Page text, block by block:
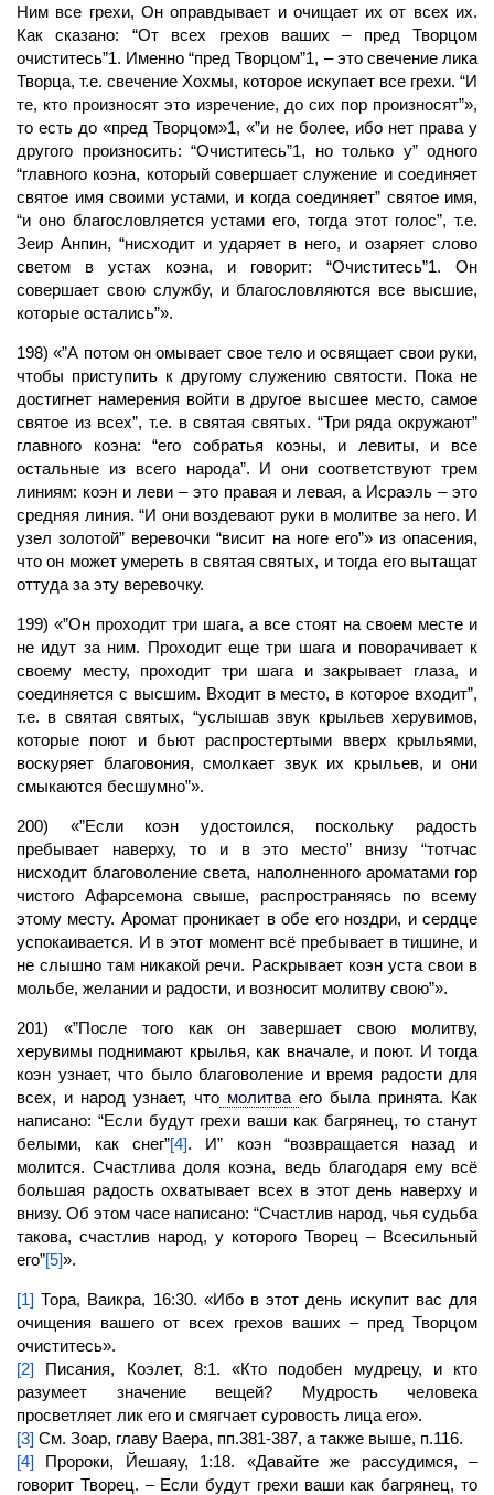
Ним все грехи, Он оправдывает и очищает их от всех их.
Как сказано: “От всех грехов ваших – пред Творцом
очиститесь”1. Именно “пред Творцом”1, – это свечение лика
Творца, т.е. свечение Хохмы, которое искупает все грехи. “И
те, кто произносят это изречение, до сих пор произносят”»,
то есть до «пред Творцом»1, «”и не более, ибо нет права у
другого произносить: “Очиститесь”1, но только у” одного
“главного коэна, который совершает служение и соединяет
святое имя своими устами, и когда соединяет” святое имя,
“и оно благословляется устами его, тогда этот голос”, т.е.
Зеир Анпин, “нисходит и ударяет в него, и озаряет слово
светом в устах коэна, и говорит: “Очиститесь”1. Он
совершает свою службу, и благословляются все высшие,
которые остались”».
198) «”А потом он омывает свое тело и освящает свои руки,
чтобы приступить к другому служению святости. Пока не
достигнет намерения войти в другое высшее место, самое
святое из всех”, т.е. в святая святых. “Три ряда окружают”
главного коэна: “его собратья коэны, и левиты, и все
остальные из всего народа”. И они соответствуют трем
линиям: коэн и леви – это правая и левая, а Исраэль – это
средняя линия. “И они воздевают руки в молитве за него. И
узел золотой” веревочки “висит на ноге его”» из опасения,
что он может умереть в святая святых, и тогда его вытащат
оттуда за эту веревочку.
199) «”Он проходит три шага, а все стоят на своем месте и
не идут за ним. Проходит еще три шага и поворачивает к
своему месту, проходит три шага и закрывает глаза, и
соединяется с высшим. Входит в место, в которое входит”,
т.е. в святая святых, “услышав звук крыльев херувимов,
которые поют и бьют распростертыми вверх крыльями,
воскуряет благовония, смолкает звук их крыльев, и они
смыкаются бесшумно”».
200) «”Если коэн удостоился, поскольку радость
пребывает наверху, то и в это место” внизу “тотчас
нисходит благоволение света, наполненного ароматами гор
чистого Афарсемона свыше, распространяясь по всему
этому месту. Аромат проникает в обе его ноздри, и сердце
успокаивается. И в этот момент всё пребывает в тишине, и
не слышно там никакой речи. Раскрывает коэн уста свои в
мольбе, желании и радости, и возносит молитву свою”».
201) «”После того как он завершает свою молитву,
херувимы поднимают крылья, как вначале, и поют. И тогда
коэн узнает, что было благоволение и время радости для
всех, и народ узнает, что молитва его была принята. Как
написано: “Если будут грехи ваши как багрянец, то станут
белыми, как снег”[4]. И” коэн “возвращается назад и
молится. Счастлива доля коэна, ведь благодаря ему всё
большая радость охватывает всех в этот день наверху и
внизу. Об этом часе написано: “Счастлив народ, чья судьба
такова, счастлив народ, у которого Творец – Всесильный
его”[5]».
[1] Тора, Ваикра, 16:30. «Ибо в этот день искупит вас для
очищения вашего от всех грехов ваших – пред Творцом
очиститесь».
[2] Писания, Коэлет, 8:1. «Кто подобен мудрецу, и кто
разумеет значение вещей? Мудрость человека
просветляет лик его и смягчает суровость лица его».
[3] См. Зоар, главу Ваера, пп.381-387, а также выше, п.116.
[4] Пророки, Йешаяу, 1:18. «Давайте же рассудимся, –
говорит Творец. – Если будут грехи ваши как багрянец, то